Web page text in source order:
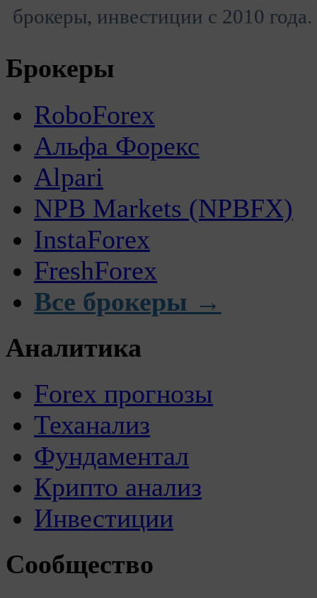
брокеры, инвестиции с 2010 года.
Брокеры
RoboForex
Альфа Форекс
Alpari
NPB Markets (NPBFX)
InstaForex
FreshForex
Все брокеры →
Аналитика
Forex прогнозы
Теханализ
Фундаментал
Крипто анализ
Инвестиции
Сообщество